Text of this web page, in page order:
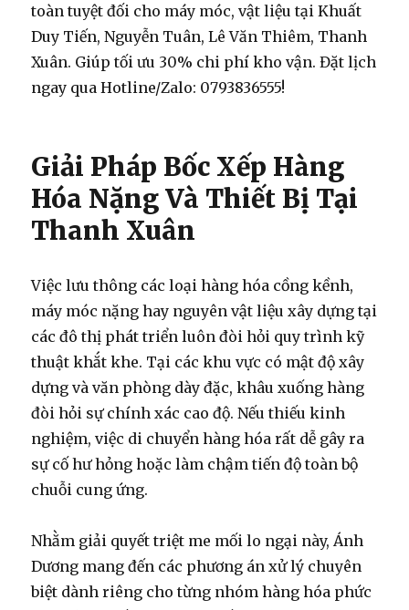
toàn tuyệt đối cho máy móc, vật liệu tại Khuất
Duy Tiến, Nguyễn Tuân, Lê Văn Thiêm, Thanh
Xuân. Giúp tối ưu 30% chi phí kho vận. Đặt lịch
ngay qua Hotline/Zalo: 0793836555!
Giải Pháp Bốc Xếp Hàng
Hóa Nặng Và Thiết Bị Tại
Thanh Xuân
Việc lưu thông các loại hàng hóa cồng kềnh,
máy móc nặng hay nguyên vật liệu xây dựng tại
các đô thị phát triển luôn đòi hỏi quy trình kỹ
thuật khắt khe. Tại các khu vực có mật độ xây
dựng và văn phòng dày đặc, khâu xuống hàng
đòi hỏi sự chính xác cao độ. Nếu thiếu kinh
nghiệm, việc di chuyển hàng hóa rất dễ gây ra
sự cố hư hỏng hoặc làm chậm tiến độ toàn bộ
chuỗi cung ứng.
Nhằm giải quyết triệt me mối lo ngại này, Ánh
Dương mang đến các phương án xử lý chuyên
biệt dành riêng cho từng nhóm hàng hóa phức